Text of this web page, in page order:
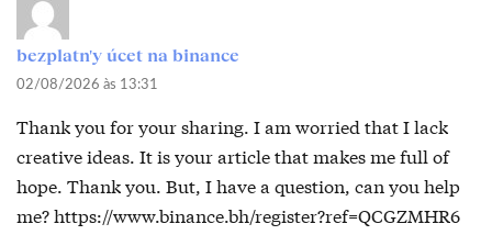
bezplatn'y úcet na binance
02/08/2026 às 13:31
Thank you for your sharing. I am worried that I lack
creative ideas. It is your article that makes me full of
hope. Thank you. But, I have a question, can you help
me?https://www.binance.bh/register?ref=QCGZMHR6